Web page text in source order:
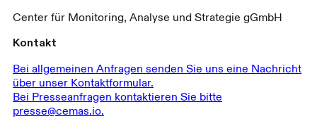
Center für Monitoring, Analyse und Strategie gGmbH
Kontakt
Bei allgemeinen Anfragen senden Sie uns eine Nachricht
über unser Kontaktformular.
Bei Presseanfragen kontaktieren Sie bitte
presse@cemas.io.